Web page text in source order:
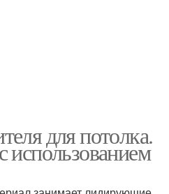
для потолка.
использованием